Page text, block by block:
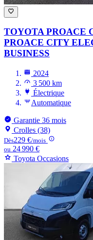
TOYOTA PROACE
PROACE CITY
BUSINESS
2024
3 500 km
Électrique
Automatique
Garantie 36 mois
Crolles (38)
Dès229 €/mois
ou 24 990 €
Toyota Occasions